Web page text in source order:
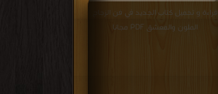
قراءة و تحميل كتاب الجديد في فن الزجاج
الملون والمعشق PDF مجانا